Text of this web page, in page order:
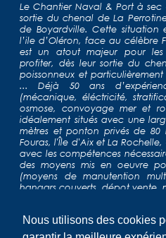
Nous utilisons des cookies
Le Chantier Naval & Port à sec
sortie du chenal de La
de Boyardville. Cette situation
l’ile d’Oléron, face au célèbre
est un atout majeur pour les
profiter, dès leur sortie du
poissonneux et
... Déjà 50 ans
(mécanique, éléctricité,
osmose, convoyage mer et
idéalement situés avec une
mètres et ponton privés de 80
Fouras, l'Île d'Aix et La
avec les compétences
des moyens mis en oeuvre
(moyens de manutention
hangars couverts, dépot vente,